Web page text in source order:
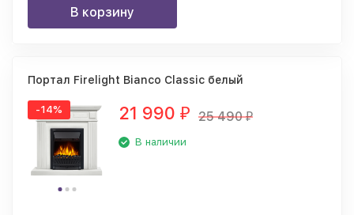
В корзину
Портал Firelight Bianco Classic белый
-14% 21 990 ₽ 25 490 ₽
В наличии